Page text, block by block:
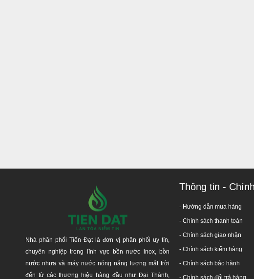
Nhà phân phối Tiến Đạt là đơn vị phân phối uy tín,
chuyên nghiệp trong lĩnh vực bồn nước inox, bồn
nước nhựa và máy nước nóng năng lượng mặt trời
đến từ các thương hiệu hàng đầu như Đại Thành,
Thông tin -
- Hướng dẫn mua hàng
- Chính sách thanh toán
- Chính sách giao nhận
- Chính sách kiểm hàng
- Chính sách bảo hành
- Chính sách đổi trả hàng